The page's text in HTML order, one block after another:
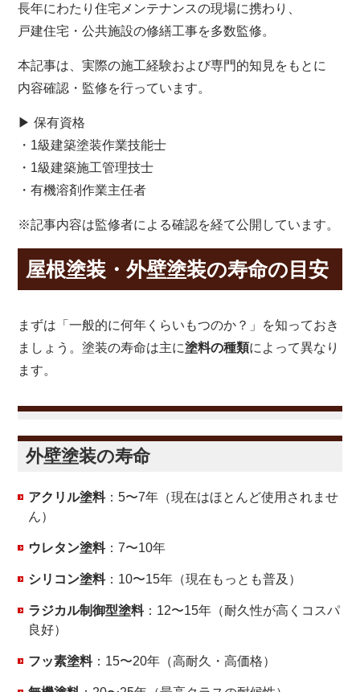
長年にわたり住宅メンテナンスの現場に携わり、
戸建住宅・公共施設の修繕工事を多数監修。
本記事は、実際の施工経験および専門的知見をもとに
内容確認・監修を行っています。
▶ 保有資格
・1級建築塗装作業技能士
・1級建築施工管理技士
・有機溶剤作業主任者
※記事内容は監修者による確認を経て公開しています。
屋根塗装・外壁塗装の寿命の目安
まずは「一般的に何年くらいもつのか？」を知っておき
ましょう。塗装の寿命は主に塗料の種類によって異なり
ます。
外壁塗装の寿命
アクリル塗料：5〜7年（現在はほとんど使用されませ
ん）
ウレタン塗料：7〜10年
シリコン塗料：10〜15年（現在もっとも普及）
ラジカル制御型塗料：12〜15年（耐久性が高くコスパ
良好）
フッ素塗料：15〜20年（高耐久・高価格）